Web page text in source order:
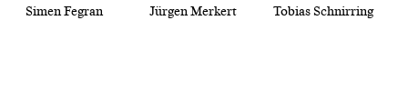
Simen Fegran Jürgen Merkert Tobias Schnirring